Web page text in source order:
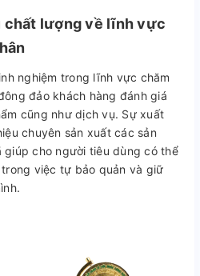
chất lượng về lĩnh vực
nghiệm trong lĩnh vực chăm
đảo khách hàng đánh giá
cũng như dịch vụ. Sự xuất
chuyên sản xuất các sản
giúp cho người tiêu dùng có thể
việc tự bảo quản và giữ